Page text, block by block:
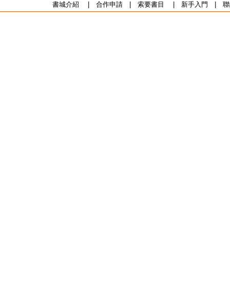
書城介紹 合作申請| 索要書目 新手入門